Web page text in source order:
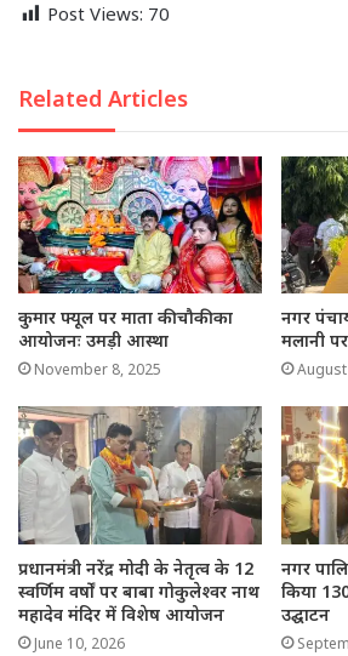
Post Views: 70
Related Articles
कुमार फ्यूल पर माता की चौकी का
आयोजनः उमड़ी आस्था
November 8, 2025
नगर
मलानी
प्रधानमंत्री नरेंद्र मोदी के नेतृत्व के 12
स्वर्णिम वर्षों पर बाबा गोकुलेश्वर नाथ
महादेव मंदिर में विशेष आयोजन
June 10, 2026
नगर
किया
उद्घाटन